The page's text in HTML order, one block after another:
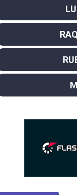
del
los
como campeón
en